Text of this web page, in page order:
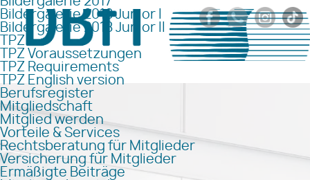
Bildergalerie 2018 Junior I
Bildergalerie 2018 Junior II
TPZ
TPZ Voraussetzungen
TPZ Requirements
TPZ English version
Berufsregister
Mitgliedschaft
Mitglied werden
Vorteile & Services
Rechtsberatung für Mitglieder
Versicherung für Mitglieder
Ermäßigte Beiträge